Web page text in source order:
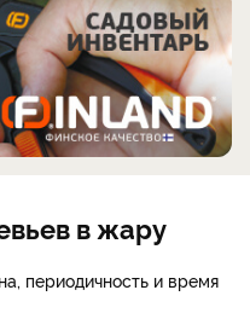
в жару
периодичность и время